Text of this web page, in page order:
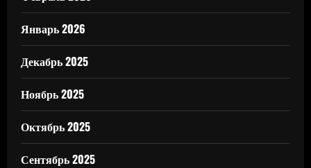
Январь 2026
Декабрь 2025
Ноябрь 2025
Октябрь 2025
Сентябрь 2025